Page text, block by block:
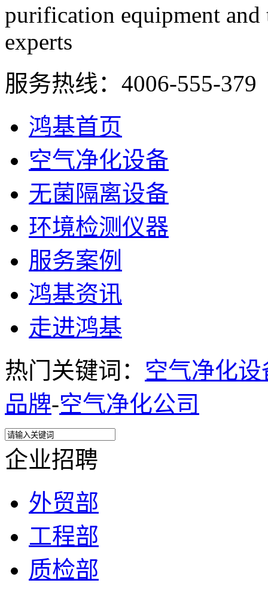
purification equipment
experts
服务热线： 4006-555-379
鸿基首页
空气净化设备
无菌隔离设备
环境检测仪器
服务案例
鸿基资讯
走进鸿基
热门关键词： 空气净化设
品牌-空气净化公司
企业招聘
外贸部
工程部
质检部